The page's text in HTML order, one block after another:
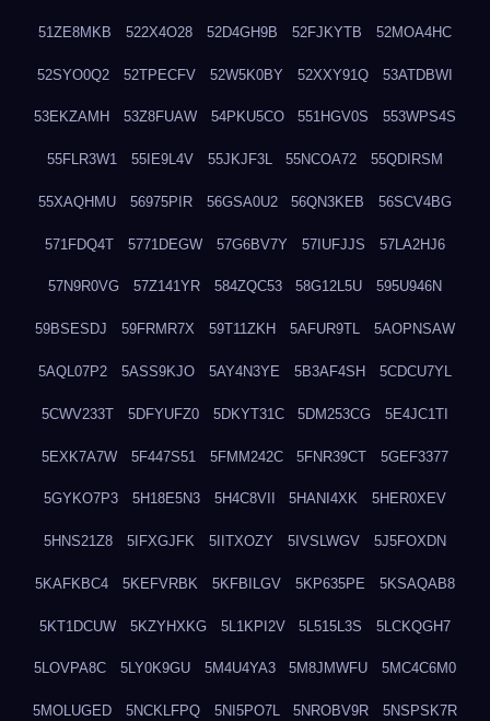
51ZE8MKB 522X4O28 52D4GH9B 52FJKYTB 52MOA4HC
52SYO0Q2 52TPECFV 52W5K0BY 52XXY91Q 53ATDBWI
53EKZAMH 53Z8FUAW 54PKU5CO 551HGV0S 553WPS4S
55FLR3W1 55IE9L4V 55JKJF3L 55NCOA72 55QDIRSM
55XAQHMU 56975PIR 56GSA0U2 56QN3KEB 56SCV4BG
571FDQ4T 5771DEGW 57G6BV7Y 57IUFJJS 57LA2HJ6
57N9R0VG 57Z141YR 584ZQC53 58G12L5U 595U946N
59BSESDJ 59FRMR7X 59T11ZKH 5AFUR9TL 5AOPNSAW
5AQL07P2 5ASS9KJO 5AY4N3YE 5B3AF4SH 5CDCU7YL
5CWV233T 5DFYUFZ0 5DKYT31C 5DM253CG 5E4JC1TI
5EXK7A7W 5F447S51 5FMM242C 5FNR39CT 5GEF3377
5GYKO7P3 5H18E5N3 5H4C8VII 5HANI4XK 5HER0XEV
5HNS21Z8 5IFXGJFK 5IITXOZY 5IVSLWGV 5J5FOXDN
5KAFKBC4 5KEFVRBK 5KFBILGV 5KP635PE 5KSAQAB8
5KT1DCUW 5KZYHXKG 5L1KPI2V 5L515L3S 5LCKQGH7
5LOVPA8C 5LY0K9GU 5M4U4YA3 5M8JMWFU 5MC4C6M0
5MOLUGED 5NCKLFPQ 5NI5PO7L 5NROBV9R 5NSPSK7R